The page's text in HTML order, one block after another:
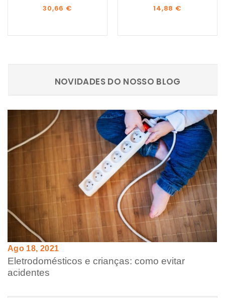
Preço
30,66 €
Preço
14,88 €
Ago 18, 2021
Eletrodomésticos e crianças: como evitar
acidentes
NOVIDADES DO NOSSO BLOG